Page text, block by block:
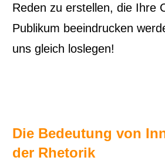
Reden zu erstellen, die Ihre
Publikum beeindrucken
uns gleich loslegen!
Die Bedeutung von
der Rhetorik